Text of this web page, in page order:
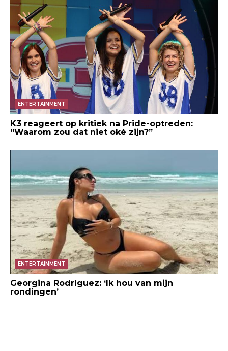
ENTERTAINMENT
K3 reageert op kritiek na Pride-optreden:
“Waarom zou dat niet oké zijn?”
ENTERTAINMENT
Georgina Rodríguez: ‘Ik hou van mijn
rondingen’